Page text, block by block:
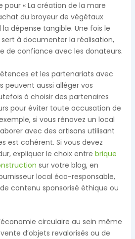
« La création de la mare
du broyeur de végétaux
dépense tangible. Une fois le
à documenter la réalisation,
de confiance avec les donateurs.
et les partenariats avec
peuvent aussi alléger vos
à choisir des partenaires
pour éviter toute accusation de
si vous rénovez un local
avec des artisans utilisant
est cohérent. Si vous devez
expliquer le choix entre brique
sur votre blog, en
local éco-responsable,
contenu sponsorisé éthique ou
circulaire au sein même
d’objets revalorisés ou de